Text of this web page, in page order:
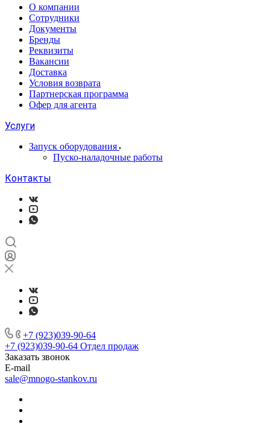
О компании
Сотрудники
Документы
Бренды
Реквизиты
Вакансии
Доставка
Условия возврата
Партнерская программа
Офер для агента
Услуги
Запуск оборудования
Пуско-наладочные работы
Контакты
+7 (923)039-90-64
+7 (923)039-90-64 Отдел продаж
Заказать звонок
E-mail
sale@mnogo-stankov.ru